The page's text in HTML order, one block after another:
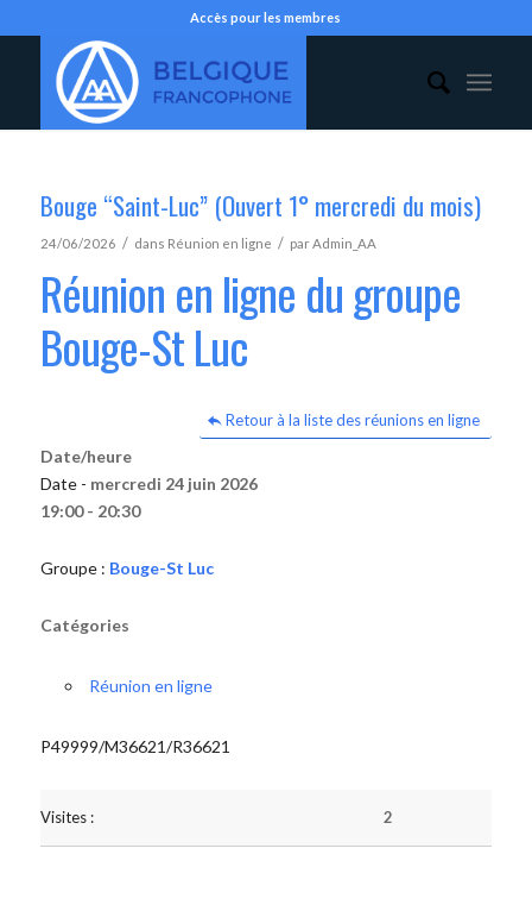
Accès pour les membres
Bouge “Saint-Luc” (Ouvert 1° mercredi du mois)
24/06/2026 / dans Réunion en ligne / parAdmin_AA
Réunion en ligne du groupe
Bouge-St Luc
Retour à la liste des réunions en ligne
Date/heure
Date - mercredi 24 juin 2026
19:00 - 20:30
Groupe : Bouge-St Luc
Catégories
Réunion en ligne
P49999/M36621/R36621
Visites : 2